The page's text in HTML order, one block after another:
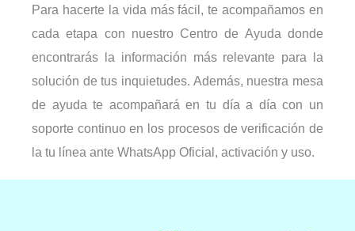
Para hacerte la vida más fácil, te acompañamos en
cada etapa con nuestro Centro de Ayuda donde
encontrarás la información más relevante para la
solución de tus inquietudes. Además, nuestra mesa
de ayuda te acompañará en tu día a día con un
soporte continuo en los procesos de verificación de
la tu línea ante WhatsApp Oficial, activación y uso.